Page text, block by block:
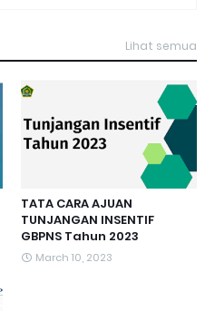
Lihat semua
TATA CARA AJUAN
TUNJANGAN INSENTIF
GBPNS Tahun 2023
March 10, 2023